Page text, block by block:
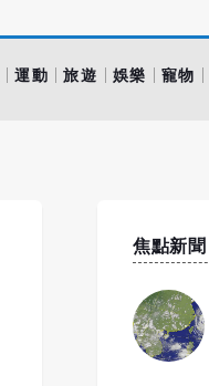
運動 旅遊 娛樂 寵物
焦點新聞